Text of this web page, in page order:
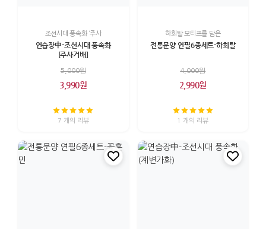
조선시대 풍속화 ‘주사
연습장中-조선시대 풍속화
[주사거배]
5,000원
3,990원
7 개의 리뷰
하회탈 모티프를 담은
전통문양 연필6종세트-하회탈
4,000원
2,990원
1 개의 리뷰